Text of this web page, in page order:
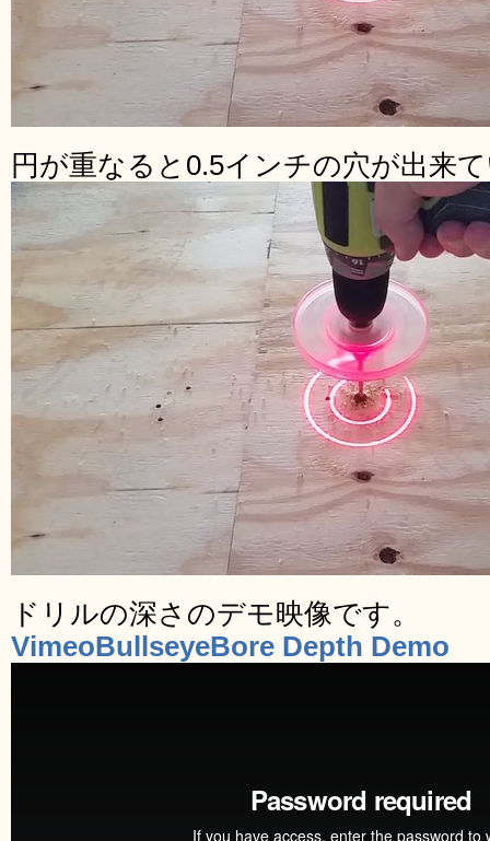
円が重なると0.5インチの穴が出来
ドリルの深さのデモ映像です。
VimeoBullseyeBore Depth Demo